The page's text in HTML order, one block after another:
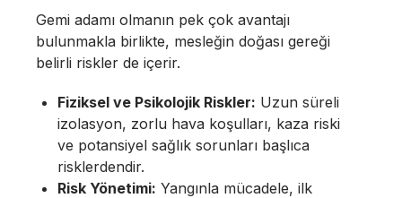
Gemi adamı olmanın pek çok avantajı
bulunmakla birlikte, mesleğin doğası gereği
belirli riskler de içerir.
Fiziksel ve Psikolojik Riskler: Uzun süreli
izolasyon, zorlu hava koşulları, kaza riski
ve potansiyel sağlık sorunları başlıca
risklerdendir.
Risk Yönetimi: Yangınla mücadele, ilk